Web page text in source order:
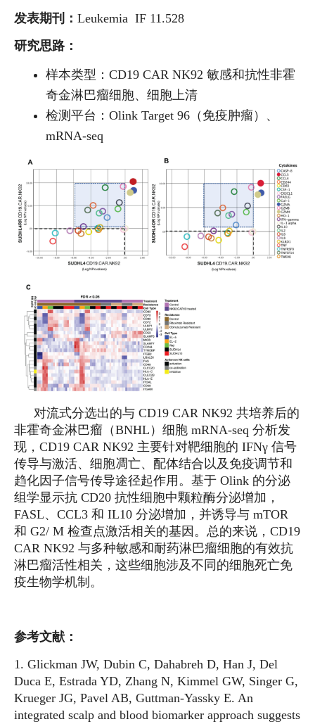
发表期刊： Leukemia IF 11.528
研究思路：
样本类型：CD19 CAR NK92 敏感和抗性非霍
奇金淋巴瘤细胞、细胞上清
检测平台：Olink Target 96（免疫肿瘤）、
mRNA-seq
对流式分选出的与 CD19 CAR NK92 共培养后的
非霍奇金淋巴瘤（BNHL）细胞 mRNA-seq 分析发
现，CD19 CAR NK92 主要针对靶细胞的 IFNγ 信号
传导与激活、细胞凋亡、配体结合以及免疫调节和
趋化因子信号传导途径起作用。基于 Olink 的分泌
组学显示抗 CD20 抗性细胞中颗粒酶分泌增加，
FASL、CCL3 和 IL10 分泌增加，并诱导与 mTOR
和 G2/ M 检查点激活相关的基因。总的来说，CD19
CAR NK92 与多种敏感和耐药淋巴瘤细胞的有效抗
淋巴瘤活性相关，这些细胞涉及不同的细胞死亡免
疫生物学机制。
参考文献：
1. Glickman JW, Dubin C, Dahabreh D, Han J, Del
Duca E, Estrada YD, Zhang N, Kimmel GW, Singer G,
Krueger JG, Pavel AB, Guttman-Yassky E. An
integrated scalp and blood biomarker approach suggests